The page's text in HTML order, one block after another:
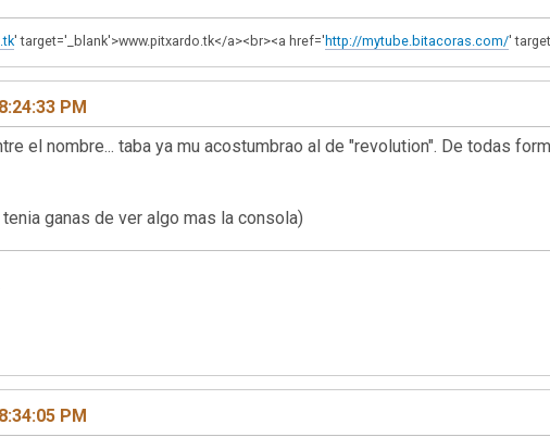
' target='_blank'>www.pitxardo.tk</a><br><a href=' http://mytube.bitacoras.com/'
PM
el nombre... taba ya mu acostumbrao al de "revolution". De todas
ganas de ver algo mas la consola)
PM